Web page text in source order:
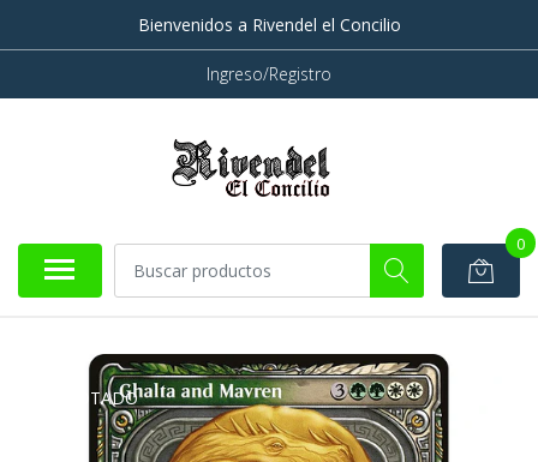
Bienvenidos a Rivendel el Concilio
Ingreso/Registro
0
AGOTADO